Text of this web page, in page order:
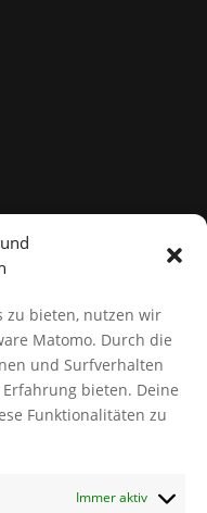
zu bieten, nutzen wir
Matomo. Durch die
und Surfverhalten
bieten. Deine
Funktionalitäten zu
Immer aktiv